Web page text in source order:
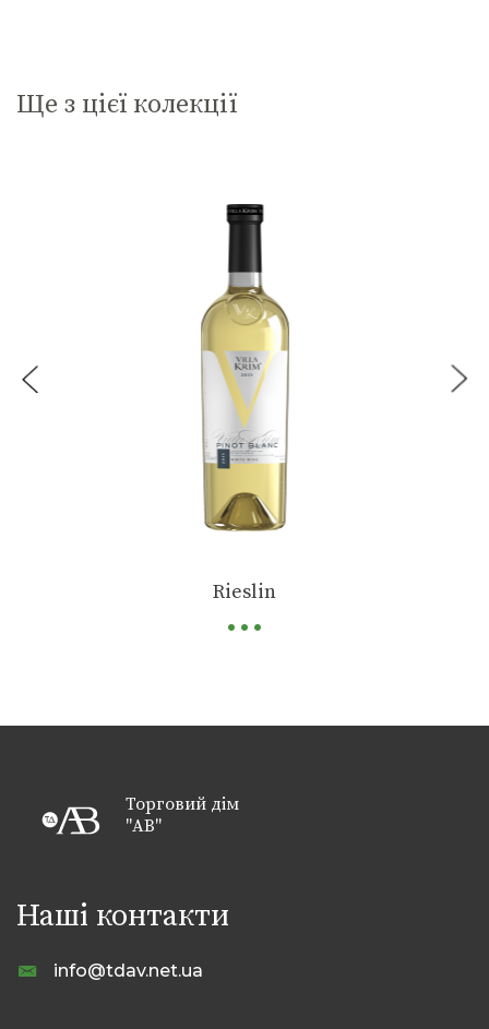
Ще з цієї колекції
Rieslin
...
Торговий дім
"АВ"
Наші контакти
info@tdav.net.ua